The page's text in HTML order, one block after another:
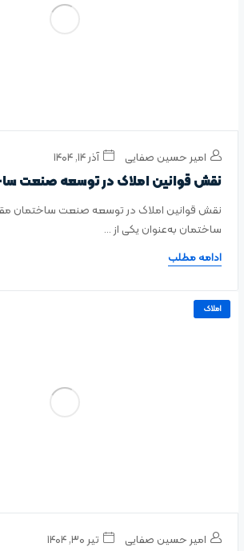
امیر حسین صفایی آذر ۱۴, ۱۴۰۴
نقش قوانین املاک در توسعه صنعت
نقش قوانین املاک در توسعه صنعت ساختمان
ساختمان به‌عنوان یکی از ...
ادامه مطلب
املاک
امیر حسین صفایی تیر ۳۰, ۱۴۰۴